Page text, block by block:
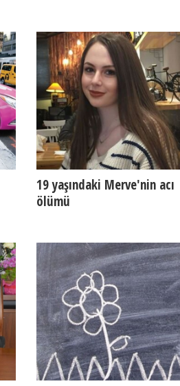
19 yaşındaki Merve'nin acı
ölümü